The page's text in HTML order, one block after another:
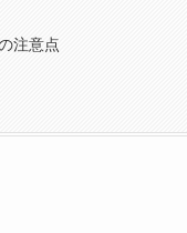
注意点